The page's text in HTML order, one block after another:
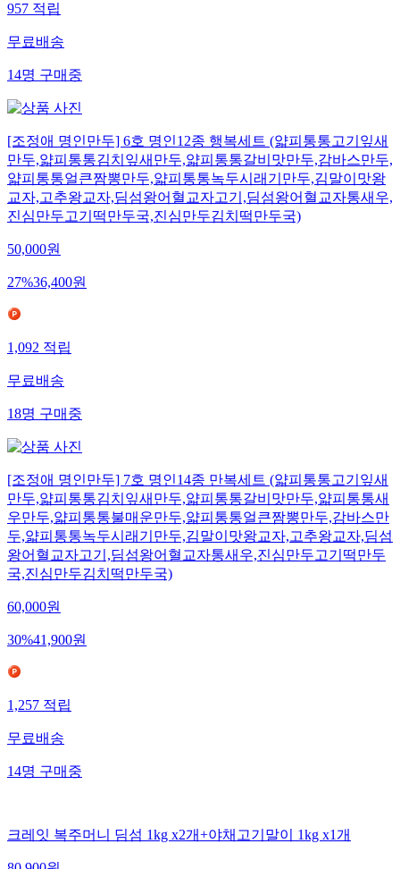
957적립
무료배송
14명구매중
[조정애 명인만두] 6호 명인12종 행복세트 (얇피통통고기잎새
만두,얇피통통김치잎새만두,얇피통통갈비맛만두,감바스만두,
얇피통통얼큰짬뽕만두,얇피통통녹두시래기만두,김말이맛왕
교자,고추왕교자,딤섬왕어혈교자고기,딤섬왕어혈교자통새우,
진심만두고기떡만두국,진심만두김치떡만두국)
50,000원
27%36,400원
1,092적립
무료배송
18명구매중
[조정애 명인만두] 7호 명인14종 만복세트 (얇피통통고기잎새
만두,얇피통통김치잎새만두,얇피통통갈비맛만두,얇피통통새
우만두,얇피통통불매운만두,얇피통통얼큰짬뽕만두,감바스만
두,얇피통통녹두시래기만두,김말이맛왕교자,고추왕교자,딤섬
왕어혈교자고기,딤섬왕어혈교자통새우,진심만두고기떡만두
국,진심만두김치떡만두국)
60,000원
30%41,900원
1,257적립
무료배송
14명구매중
크레잇 복주머니 딤섬 1kg x2개+야채고기말이 1kg x1개